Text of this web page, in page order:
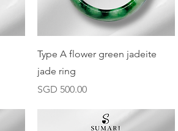
快速瀏覽
Type A flower green jadeite
jade ring
價格
SGD 500.00